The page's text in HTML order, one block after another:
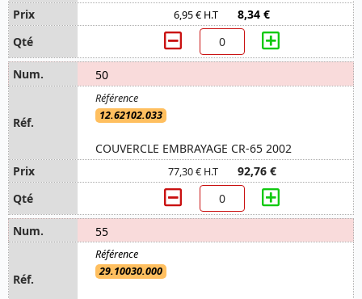
6,95 € H.T 8,34 €
50
12.62102.033
COUVERCLE EMBRAYAGE CR-65 2002
77,30 € H.T 92,76 €
55
29.10030.000